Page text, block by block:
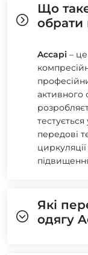
Що
обрати
Accapi –
активного
передові
Які
одягу